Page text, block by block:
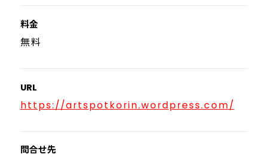
料金
無料
URL
https://artspotkorin.wordpress.com/
問合せ先